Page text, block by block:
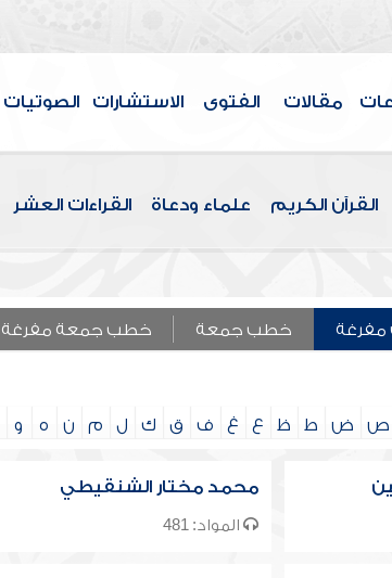
مقالات الفتوى الاستشارات الصوتيات
القرآن الكريم علماء ودعاة القراءات العشر
مفرغة خطب جمعة خطب جمعة مفرغة
ص ض ط ظ ع غ ف ق ك ل م ن ه و
محمد مختار الشنقيطي
المواد: 481